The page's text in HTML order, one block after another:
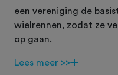
een vereniging de
wielrennen, zodat ze
op gaan.
Lees meer >>